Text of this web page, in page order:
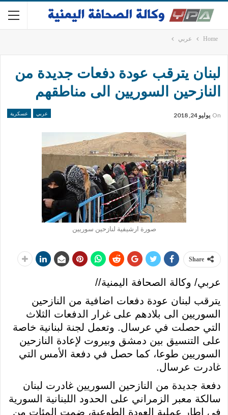
Home عربي
لبنان يترقب عودة دفعات جديدة من
النازحين السوريين الى مناطقهم
عربي عسكرية On يوليو 24, 2018
صورة ارشيفية لنازحين سوريين
Share
عربي/ وكالة الصحافة اليمنية//
يترقب لبنان عودة دفعات اضافية من النازحين
السوريين الى بلادهم على غرار الدفعات الثلاث
التي حصلت في عرسال. وتعمل لجنة لبنانية خاصة
على التنسيق بين دمشق وبيروت لإعادة النازحين
السوريين طوعا، كما حصل في دفعة الأمس التي
غادرت عرسال.
دفعة جديدة من النازحين السوريين غادرت لبنان
سالكة معبر الزمراني على الحدود اللبنانية السورية
في إطار عملية العودة الطوعية، ضمت المئات من